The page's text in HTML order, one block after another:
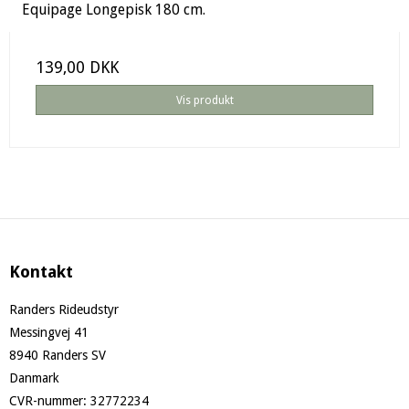
Equipage Longepisk 180 cm.
139,00 DKK
Vis produkt
Kontakt
Randers Rideudstyr
Messingvej 41
8940 Randers SV
Danmark
CVR-nummer: 32772234